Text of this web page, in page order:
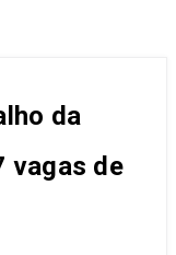
da
vagas de